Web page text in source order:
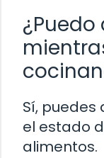
Sí,
el estado
alimentos.